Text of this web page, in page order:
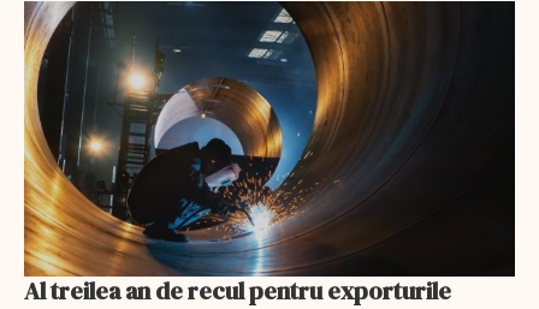
Al treilea an de recul pentru exporturile